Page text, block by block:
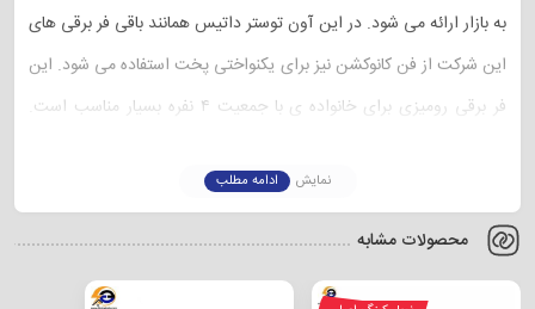
به بازار ارائه می شود. در این آون توستر داتیس همانند باقی فر برقی های
این شرکت از فن کانوکشن نیز برای یکنواختی پخت استفاده می شود. این
فر برقی رومیزی برای خانواده ی با جمعیت ۴ نفره بسیار مناسب است.
بودن این دستگاه مناسب است و برای خرید گزینه ی بسیار خوبی می
باشد.
نمایش ادامه مطلب
محصولات مشابه